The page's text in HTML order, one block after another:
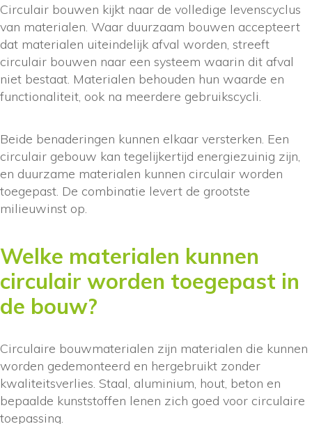
Circulair bouwen kijkt naar de volledige levenscyclus
van materialen. Waar duurzaam bouwen accepteert
dat materialen uiteindelijk afval worden, streeft
circulair bouwen naar een systeem waarin dit afval
niet bestaat. Materialen behouden hun waarde en
functionaliteit, ook na meerdere gebruikscycli.
Beide benaderingen kunnen elkaar versterken. Een
circulair gebouw kan tegelijkertijd energiezuinig zijn,
en duurzame materialen kunnen circulair worden
toegepast. De combinatie levert de grootste
milieuwinst op.
Welke materialen kunnen
circulair worden toegepast in
de bouw?
Circulaire bouwmaterialen zijn materialen die kunnen
worden gedemonteerd en hergebruikt zonder
kwaliteitsverlies. Staal, aluminium, hout, beton en
bepaalde kunststoffen lenen zich goed voor circulaire
toepassing.